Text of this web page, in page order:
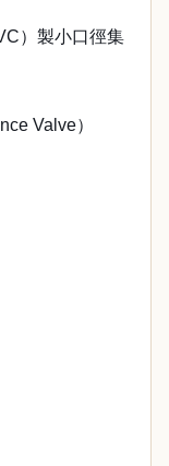
）製小口徑集
Valve）